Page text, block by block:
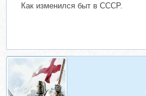
Как изменился быт в СССР.